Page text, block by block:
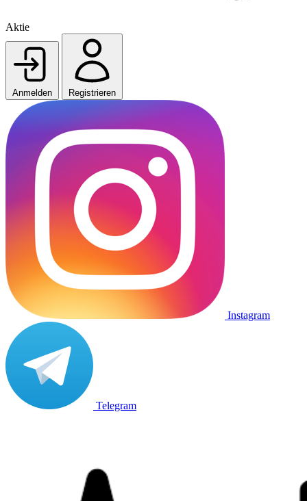
Aktie
Anmelden Registrieren
Instagram
Telegram